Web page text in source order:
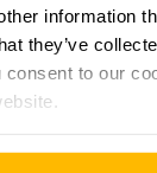
information
they’ve
to our
a cuotas